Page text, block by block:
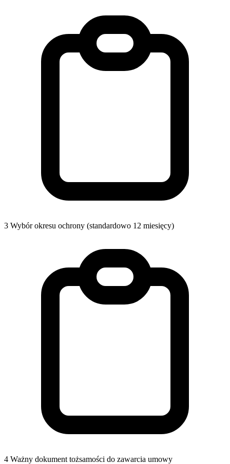
3 Wybór okresu ochrony (standardowo 12 miesięcy)
4 Ważny dokument tożsamości do zawarcia umowy